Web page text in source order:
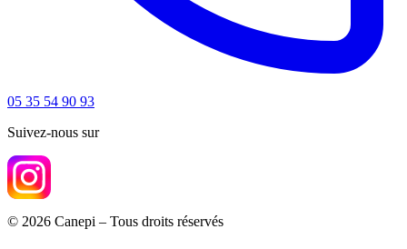
05 35 54 90 93
Suivez-nous sur
© 2026 Canepi – Tous droits réservés